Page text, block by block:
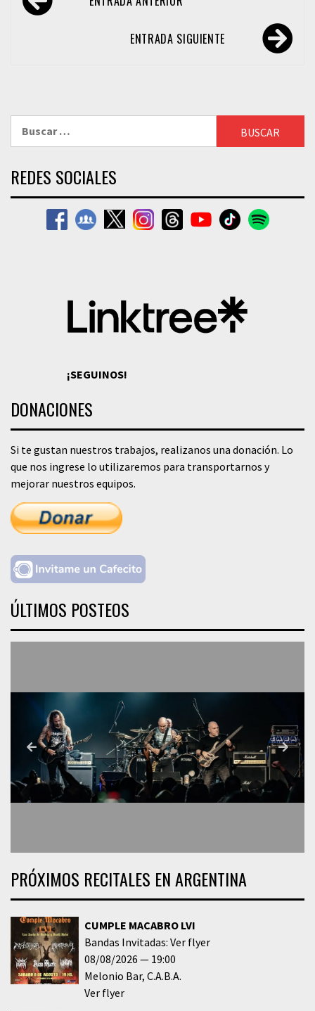
de
ENTRADA SIGUIENTE
REDES SOCIALES
¡SEGUINOS!
DONACIONES
Si te gustan nuestros trabajos, realizanos una donación. Lo
que nos ingrese lo utilizaremos para transportarnos y
mejorar nuestros equipos.
ÚLTIMOS POSTEOS
PRÓXIMOS RECITALES EN ARGENTINA
CUMPLE MACABRO LVI
Bandas Invitadas: Ver flyer
08/08/2026
19:00
Melonio Bar C.A.B.A.
Ver flyer